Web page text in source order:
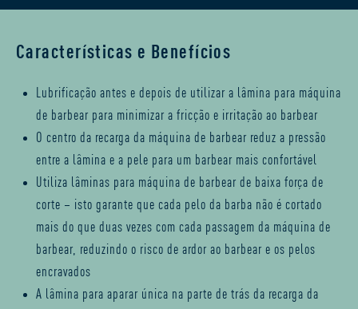
Características e Benefícios
Lubrificação antes e depois de utilizar a lâmina para máquina
de barbear para minimizar a fricção e irritação ao barbear
O centro da recarga da máquina de barbear reduz a pressão
entre a lâmina e a pele para um barbear mais confortável
Utiliza lâminas para máquina de barbear de baixa força de
corte – isto garante que cada pelo da barba não é cortado
mais do que duas vezes com cada passagem da máquina de
barbear, reduzindo o risco de ardor ao barbear e os pelos
encravados
A lâmina para aparar única na parte de trás da recarga da